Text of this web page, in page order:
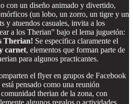
con un diseño animado y divertido,
(un lobo, un zorro, un tigre y un
y atuendos casuales, invita a los
a los Therian” bajo el lema juguetón:
Therian! Se especifica claramente el
carnet, elementos que forman parte de
para algunos practicantes.
el flyer en grupos de Facebook
pensado como una reunión
therian de la zona, con
algunos regalos o actividades.